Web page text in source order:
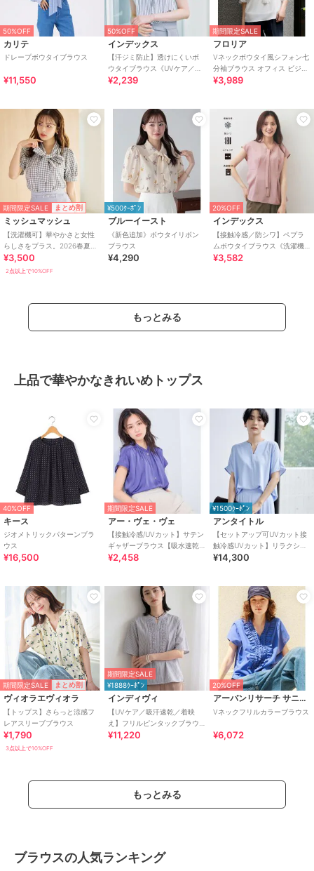
50%OFF
カリテ
ドレープボウタイブラウス
¥11,550
50%OFF
インデックス
【汗ジミ防止】透けにくいボ
ウタイブラウス《UVケア／吸
水速乾／洗濯機OK》
¥2,239
期間限定SALE
フロリア
Vネックボウタイ風シフォン七
分袖ブラウス オフィス ビジネ
ス フォーマル セレモニー【洗
¥3,989
期間限定SALE まとめ割
ミッシュマッシュ
【洗濯機可】華やかさと女性
らしさをプラス。2026春夏新
作 パフ袖アソートボウタイブ
ラウス
¥3,500
2点以上で10%OFF
¥500ｸｰﾎﾟﾝ
ブルーイースト
《新色追加》ボウタイリボン
ブラウス
¥4,290
20%OFF
インデックス
【接触冷感／防シワ】ペプラ
ムボウタイブラウス《洗濯機
OK／ストレッチ》
¥3,582
もっとみる
上品で華やかなきれいめトップス
40%OFF
キース
ジオメトリックパターンブラ
ウス
¥16,500
期間限定SALE
アー・ヴェ・ヴェ
【接触冷感/UVカット】サテン
ギャザーブラウス【吸水速乾/
イージーケア】
¥2,458
¥1500ｸｰﾎﾟﾝ
アンタイトル
【セットアップ可UVカット接
触冷感UVカット】リラクシー
キーVネックブラウス
¥14,300
期間限定SALE まとめ割
ヴィオラエヴィオラ
【トップス】さらっと涼感フ
レアスリーブブラウス
¥1,790
3点以上で10%OFF
期間限定SALE
¥1888ｸｰﾎﾟﾝ
インディヴィ
【UVケア／吸汗速乾／着映
え】フリルピンタックブラウ
ス
¥11,220
20%OFF
アーバンリサーチ サニーレーベル
Vネックフリルカラーブラウス
¥6,072
もっとみる
ブラウスの人気ランキング